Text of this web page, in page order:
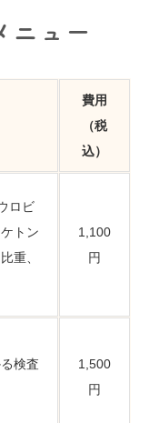
ニュー
費用
（税
込）
ロビ
トン
重、
1,100
円
検査
1,500
円